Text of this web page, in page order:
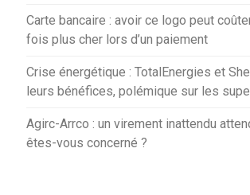
Carte bancaire : avoir ce logo peut
fois plus cher lors d’un paiement
Crise énergétique : TotalEnergies et
leurs bénéfices, polémique sur les
Agirc-Arrco : un virement inattendu
êtes-vous concerné ?